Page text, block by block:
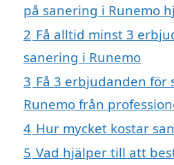
på sanering i Runemo
2 Få alltid minst 3
sanering i Runemo
3 Få 3 erbjudanden för
Runemo från
4 Hur mycket kostar
5 Vad hjälper till att